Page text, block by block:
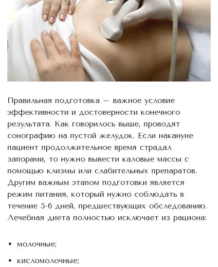
Правильная подготовка – важное условие
эффективности и достоверности конечного
результата. Как говорилось выше, проводят
сонографию на пустой желудок. Если накануне
пациент продолжительное время страдал
запорами, то нужно вывести каловые массы с
помощью клизмы или слабительных препаратов.
Другим важным этапом подготовки является
режим питания, который нужно соблюдать в
течение 5-6 дней, предшествующих обследованию.
Лечебная диета полностью исключает из рациона:
молочные;
кисломолочные;